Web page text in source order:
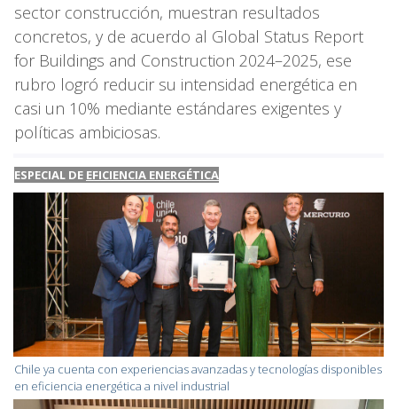
sector construcción, muestran resultados
concretos, y de acuerdo al Global Status Report
for Buildings and Construction 2024–2025, ese
rubro logró reducir su intensidad energética en
casi un 10% mediante estándares exigentes y
políticas ambiciosas.
ESPECIAL DE EFICIENCIA ENERGÉTICA
Chile ya cuenta con experiencias avanzadas y tecnologías disponibles
en eficiencia energética a nivel industrial